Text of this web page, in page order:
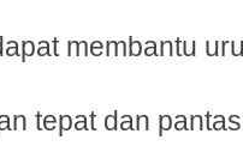
membantu
dan pantas.